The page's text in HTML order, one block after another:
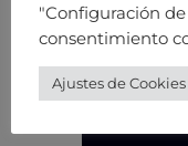
"Configuración
consentimiento
Ajustes de Cookies